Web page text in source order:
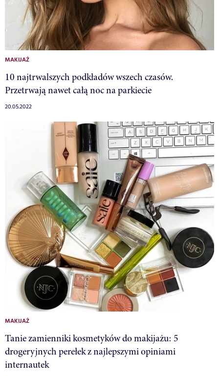
MAKIJAŻ
10 najtrwalszych podkładów wszech czasów.
Przetrwają nawet całą noc na parkiecie
20.05.2022
MAKIJAŻ
Tanie zamienniki kosmetyków do makijażu: 5
drogeryjnych perełek z najlepszymi opiniami
internautek